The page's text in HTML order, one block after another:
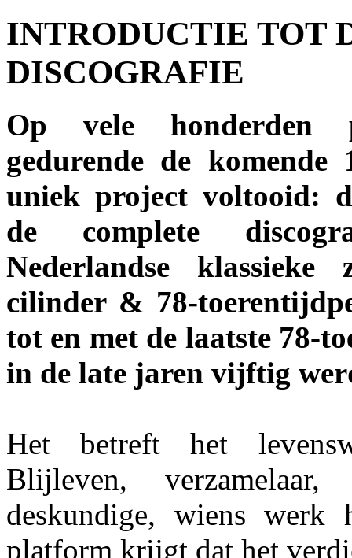
INTRODUCTIE TOT
DISCOGRAFIE
Op vele honderden
gedurende de komende
uniek project voltooid:
de complete
Nederlandse
cilinder & 78-
tot en met de laatste 78-
in de late jaren vijftig
Het betreft het
Blijleven,
deskundige, wiens werk
platform krijgt dat het